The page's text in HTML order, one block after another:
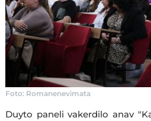
Foto: Romanenevimata
Duyto paneli vakerdilo anav